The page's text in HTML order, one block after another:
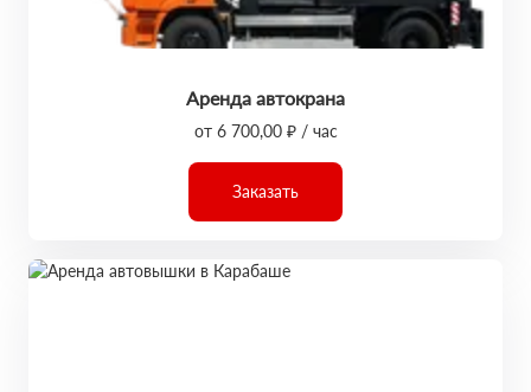
Аренда автокрана
от 6 700,00 ₽ / час
Заказать